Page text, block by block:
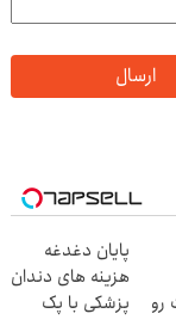
ارسال
رو
پایان دغدغه
هزینه های دندان
پزشکی با پک